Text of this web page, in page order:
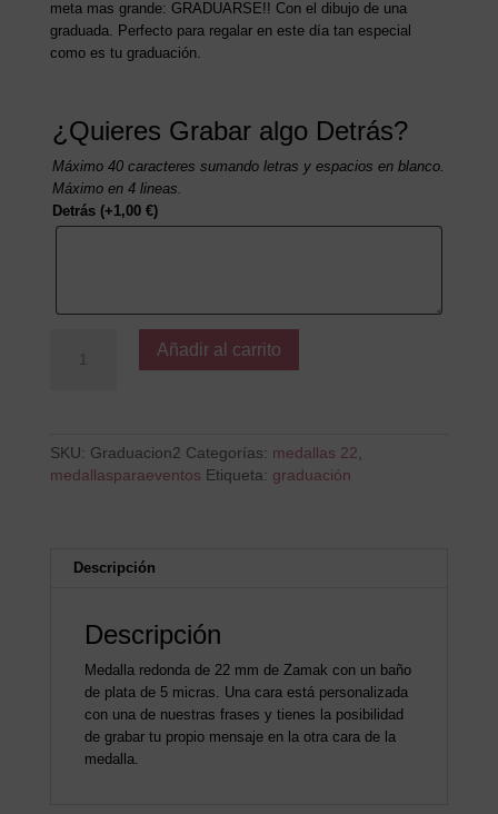
meta mas grande: GRADUARSE!! Con el dibujo de una
graduada. Perfecto para regalar en este día tan especial
como es tu graduación.
¿Quieres Grabar algo Detrás?
Máximo 40 caracteres sumando letras y espacios en blanco.
Máximo en 4 lineas.
Detrás (+1,00 €)
cantidad
Añadir al carrito
SKU: Graduacion2 Categorías: medallas 22,
medallasparaeventos Etiqueta: graduación
Descripción
Descripción
Medalla redonda de 22 mm de Zamak con un baño
de plata de 5 micras. Una cara está personalizada
con una de nuestras frases y tienes la posibilidad
de grabar tu propio mensaje en la otra cara de la
medalla.